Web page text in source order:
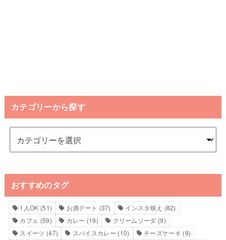
カテゴリーから探す
おすすめのタグ
1人OK (51) お酒デート (37) インスタ映え (82)
カフェ (59) カレー (19) クリームソーダ (9)
スイーツ (47) スパイスカレー (10) チーズケーキ (9)